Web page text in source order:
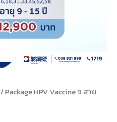
/ Package HPV Vaccine 9 สาย